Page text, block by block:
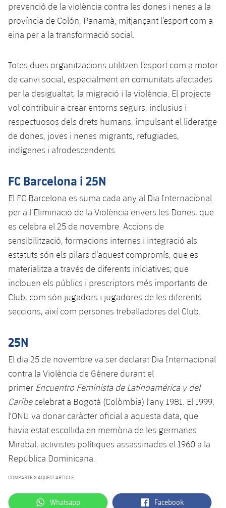
prevenció de la violència contra les dones i nenes a la
província de Colón, Panamà, mitjançant l’esport com a
eina per a la transformació social.
Totes dues organitzacions utilitzen l’esport com a motor
de canvi social, especialment en comunitats afectades
per la desigualtat, la migració i la violència. El projecte
vol contribuir a crear entorns segurs, inclusius i
respectuosos dels drets humans, impulsant el lideratge
de dones, joves i nenes migrants, refugiades,
indígenes i afrodescendents.
FC Barcelona i 25N
El FC Barcelona es suma cada any al Dia Internacional
per a l’Eliminació de la Violència envers les Dones, que
es celebra el 25 de novembre. Accions de
sensibilització, formacions internes i integració als
estatuts són els pilars d’aquest compromís, que es
materialitza a través de diferents iniciatives; que
inclouen els públics i prescriptors més importants de
Club, com són jugadors i jugadores de les diferents
seccions, així com persones treballadores del Club.
25N
El dia 25 de novembre va ser declarat Dia Internacional
contra la Violència de Gènere durant el
primer Encuentro Feminista de Latinoamérica y del
Caribecelebrat a Bogotà (Colòmbia) l'any 1981. El 1999,
l'ONU va donar caràcter oficial a aquesta data, que
havia estat escollida en memòria de les germanes
Mirabal, activistes polítiques assassinades el 1960 a la
República Dominicana.
COMPARTEIX AQUEST ARTICLE
label.aria.whatsapp
Whatsapp label.aria.facebook
Facebook